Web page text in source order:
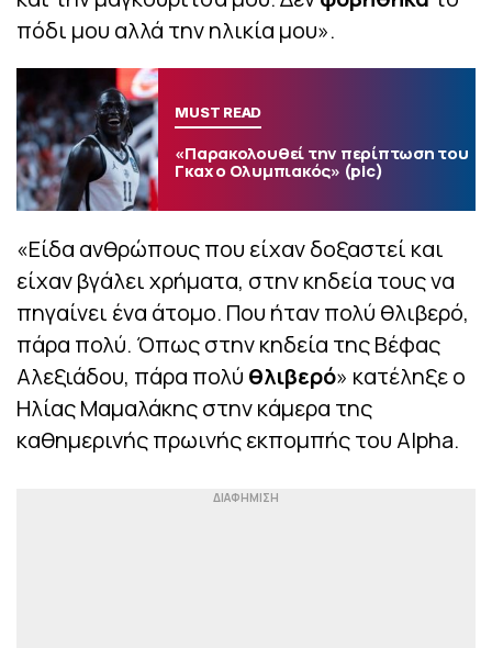
πόδι μου αλλά την ηλικία μου».
MUST READ
«Παρακολουθεί την περίπτωση του
Γκαχ ο Ολυμπιακός» (pic)
«Είδα ανθρώπους που είχαν δοξαστεί και
είχαν βγάλει χρήματα, στην κηδεία τους να
πηγαίνει ένα άτομο. Που ήταν πολύ θλιβερό,
πάρα πολύ. Όπως στην κηδεία της Βέφας
Αλεξιάδου, πάρα πολύ θλιβερό» κατέληξε ο
Ηλίας Μαμαλάκης στην κάμερα της
καθημερινής πρωινής εκπομπής του Alpha.